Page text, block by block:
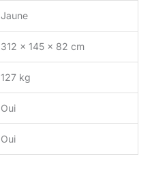
Jaune
312 x 145 x 82 cm
127 kg
Oui
Oui